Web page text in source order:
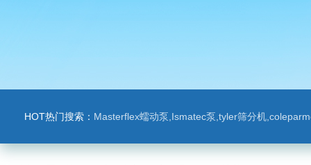
HOT热门搜索： Masterflex蠕动泵,Ismatec泵,tyler筛分机,coleparmer,注射